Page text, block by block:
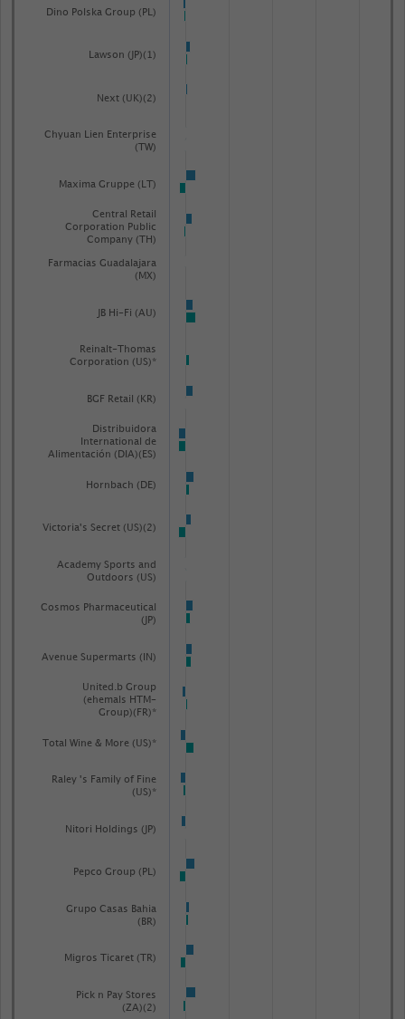
Farmacias Guadalajara
(MX)
Avenue Supermarts (IN)
Dino Polska Group (PL)
Lawson (JP)(1)
Next (UK)(2)
Chyuan Lien Enterprise
(TW)
Maxima Gruppe (LT)
Central Retail
Corporation Public
Company (TH)
JB Hi-Fi (AU)
Reinalt-Thomas
Corporation (US)*
BGF Retail (KR)
Distribuidora
International de
Alimentación (DIA)(ES)
Hornbach (DE)
Victoria's Secret (US)(2)
Academy Sports and
Outdoors (US)
Cosmos Pharmaceutical
(JP)
United.b Group
(ehemals HTM-
Group)(FR)*
Total Wine & More (US)*
Raley 's Family of Fine
(US)*
Nitori Holdings (JP)
Pepco Group (PL)
Grupo Casas Bahia
(BR)
Migros Ticaret (TR)
Pick n Pay Stores
(ZA)(2)